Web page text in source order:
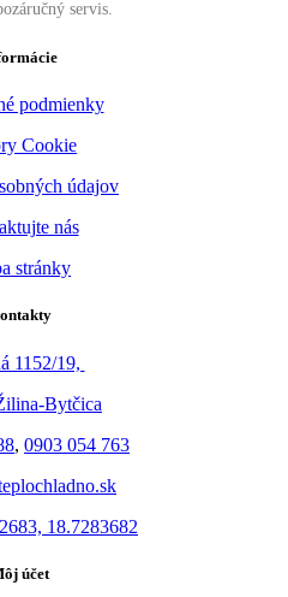
servis.
podmienky
Cookie
údajov
nás
stránky
1152/19,
Bytčica
, 0903 054 763
18.7283682
účet